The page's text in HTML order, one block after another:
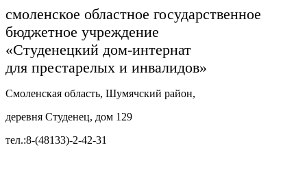
смоленское областное государственное
бюджетное учреждение
«Студенецкий дом-интернат
для престарелых и инвалидов»
Смоленская область, Шумячский район,
деревня Студенец, дом 129
тел.:8-(48133)-2-42-31